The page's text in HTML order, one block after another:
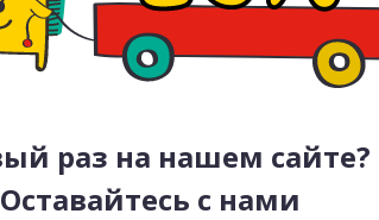
раз на нашем сайте?
Оставайтесь с нами
можно на сайте курьерской службы
, а
чат или по почте
info@uezhik.ruдля
подтвержденный адрес электронной
с Интернет-магазином по
указывать тему “Статус Заказа